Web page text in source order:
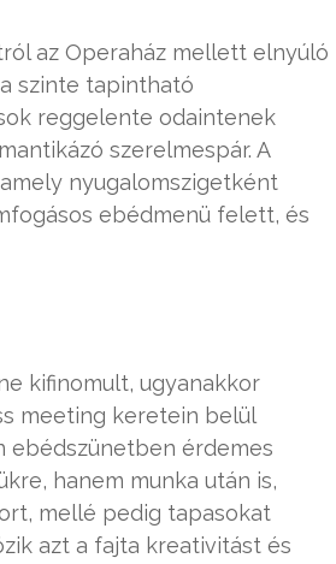
az Operaház mellett elnyúló
szinte tapintható
reggelente odaintenek
szerelmespár. A
nyugalomszigetként
ebédmenü felett, és
kifinomult, ugyanakkor
meeting keretein belül
ebédszünetben érdemes
hanem munka után is,
mellé pedig tapasokat
azt a fajta kreativitást és